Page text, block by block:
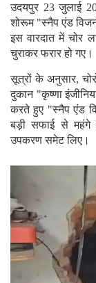
उदयपुर 23 जुलाई
शोरूम "स्नैप एंड
इस वारदात में
चुराकर फरार हो गए।
सूत्रों के अनुसार,
दुकान "कृष्णा
करते हुए "स्नैप एंड
बड़ी सफाई से महंगे
उपकरण समेट लिए।